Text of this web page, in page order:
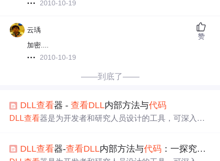
2010-10-19
云瑀
加密....
2010-10-19
赞
——到底了——
DLL查看器 -查看DLL内部方法与代码
DLL查看器是为开发者和研究人员设计的工具，可深入 查
辑。使用时需遵守法律法规，仅用于合法研究和学习。
DLL查看器-查看DLL内部方法与代码 ：一探究竟，解锁